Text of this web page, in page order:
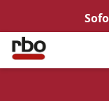
0441/921730
Rufen Sie uns an